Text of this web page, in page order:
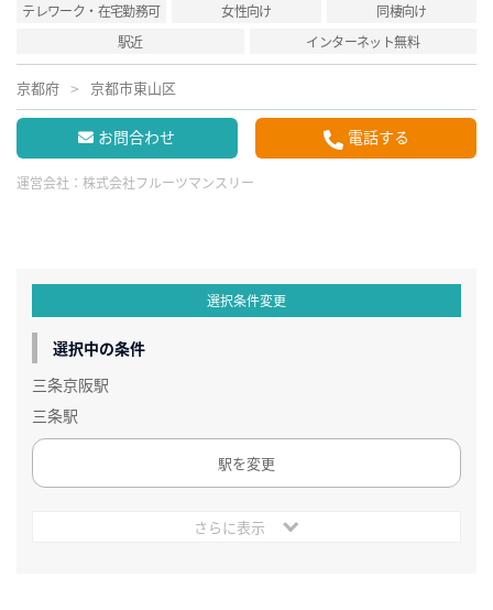
テレワーク・在宅勤務可 女性向け
同棲向け
駅近
インターネット無料
京都府 京都市東山区
お問合わせ 電話する
運営会社： 株式会社フルーツマンスリー
選択条件変更
選択中の条件
三条京阪駅
三条駅
駅を変更
さらに表示